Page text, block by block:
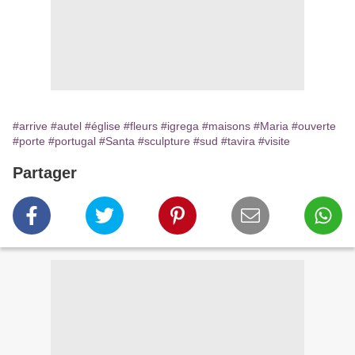
#arrive #autel #église #fleurs #igrega #maisons #Maria #ouverte
#porte #portugal #Santa #sculpture #sud #tavira #visite
Partager